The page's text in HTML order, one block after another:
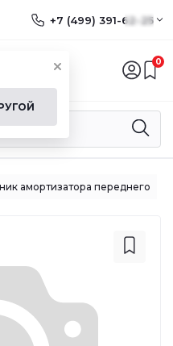
+7 (499) 391-62-25
0
амортизатора переднего